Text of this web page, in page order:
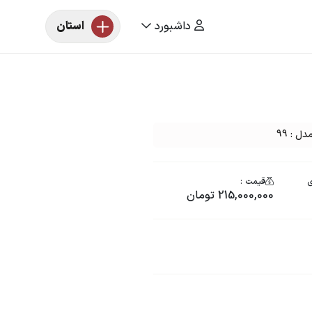
داشبورد استان
: 99
قیمت :
215,000,000 تومان